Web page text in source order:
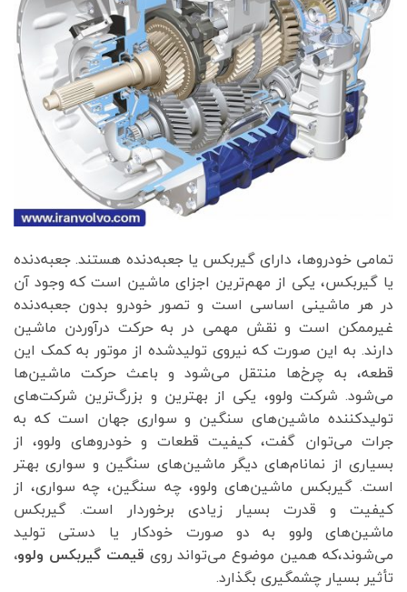
تمامی خودروها، دارای گیربکس یا جعبه‌دنده هستند. جعبه‌دنده
یا گیربکس، یکی از مهم‌ترین اجزای ماشین است که وجود آن
در هر ماشینی اساسی است و تصور خودرو بدون جعبه‌دنده
غیرممکن است و نقش مهمی در به حرکت درآوردن ماشین
دارند. به این صورت که نیروی تولیدشده از موتور به کمک این
قطعه، به چرخ‌ها منتقل می‌شود و باعث حرکت ماشین‌ها
می‌شود. شرکت ولوو، یکی از بهترین و بزرگ‌ترین شرکت‌های
تولیدکننده ماشین‌های سنگین و سواری جهان است که به
جرات می‌توان گفت، کیفیت قطعات و خودروهای ولوو، از
بسیاری از نمانام‌های دیگر ماشین‌های سنگین و سواری بهتر
است. گیربکس ماشین‌های ولوو، چه سنگین، چه سواری، از
کیفیت و قدرت بسیار زیادی برخوردار است. گیربکس
ماشین‌های ولوو به دو صورت خودکار یا دستی تولید
می‌شوند،که همین موضوع می‌تواند روی قیمت گیربکس ولوو،
تأثیر بسیار چشمگیری بگذارد.